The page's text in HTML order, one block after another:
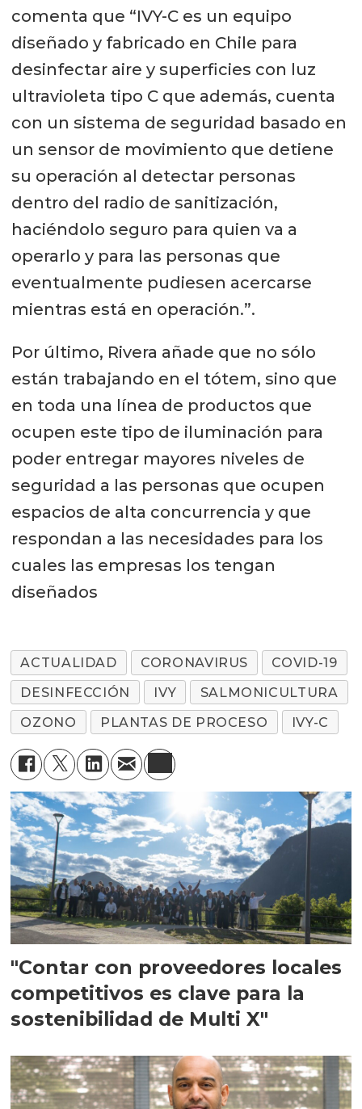
comenta que “IVY-C es un equipo
diseñado y fabricado en Chile para
desinfectar aire y superficies con luz
ultravioleta tipo C que además, cuenta
con un sistema de seguridad basado en
un sensor de movimiento que detiene
su operación al detectar personas
dentro del radio de sanitización,
haciéndolo seguro para quien va a
operarlo y para las personas que
eventualmente pudiesen acercarse
mientras está en operación.”.
Por último, Rivera añade que no sólo
están trabajando en el tótem, sino que
en toda una línea de productos que
ocupen este tipo de iluminación para
poder entregar mayores niveles de
seguridad a las personas que ocupen
espacios de alta concurrencia y que
respondan a las necesidades para los
cuales las empresas los tengan
diseñados
ACTUALIDAD CORONAVIRUS
COVID-19
DESINFECCIÓN
IVY
SALMONICULTURA
OZONO
PLANTAS DE PROCESO IVY-C
"Contar con proveedores locales
competitivos es clave para la
sostenibilidad de Multi X"